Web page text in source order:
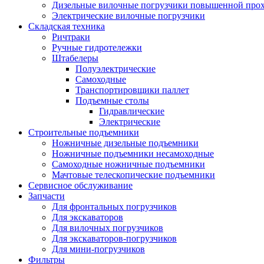
Дизельные вилочные погрузчики повышенной
Электрические вилочные погрузчики
Складская техника
Ричтраки
Ручные гидротележки
Штабелеры
Полуэлектрические
Самоходные
Транспортировщики паллет
Подъемные столы
Гидравлические
Электрические
Строительные подъемники
Ножничные дизельные подъемники
Ножничные подъемники несамоходные
Самоходные ножничные подъемники
Мачтовые телескопические подъемники
Сервисное обслуживание
Запчасти
Для фронтальных погрузчиков
Для экскаваторов
Для вилочных погрузчиков
Для экскаваторов-погрузчиков
Для мини-погрузчиков
Фильтры